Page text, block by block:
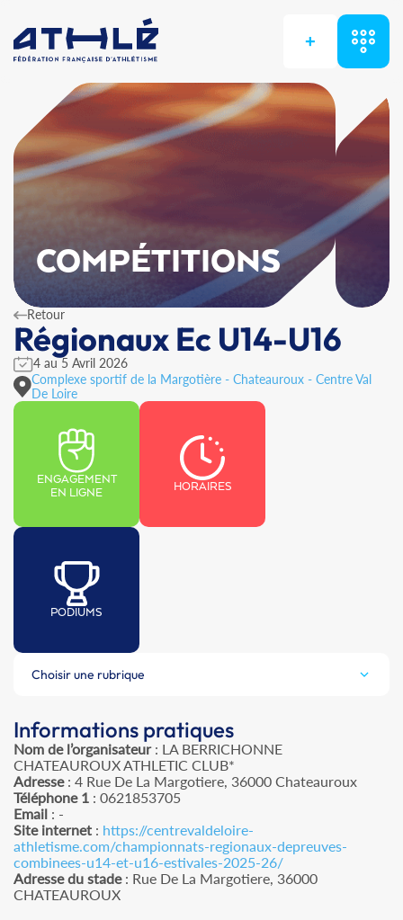
+
COMPÉTITIONS
Retour
Régionaux Ec U14-U16
4 au 5 Avril 2026
Complexe sportif de la Margotière - Chateauroux - Centre Val
De Loire
ENGAGEMENT
EN LIGNE
HORAIRES
PODIUMS
Choisir une rubrique
Informations pratiques
Nom de l’organisateur: LA BERRICHONNE
CHATEAUROUX ATHLETIC CLUB*
Adresse: 4 Rue De La Margotiere, 36000 Chateauroux
Téléphone 1 : 0621853705
Email : -
Site internet : https://centrevaldeloire-
athletisme.com/championnats-regionaux-depreuves-
combinees-u14-et-u16-estivales-2025-26/
Adresse du stade: Rue De La Margotiere, 36000
CHATEAUROUX